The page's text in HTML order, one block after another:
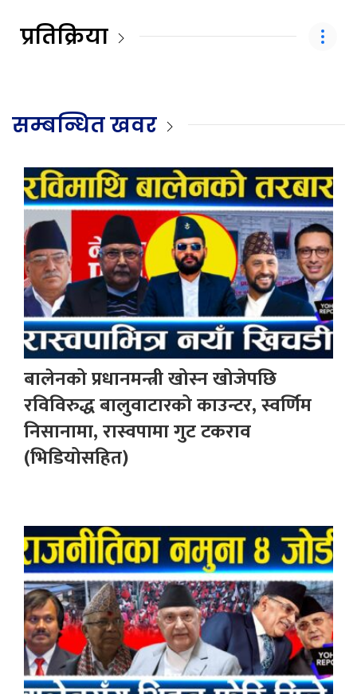
प्रतिक्रिया
सम्बन्धित खवर
बालेनको प्रधानमन्त्री खोस्न खोजेपछि
रविविरुद्ध बालुवाटारको काउन्टर, स्वर्णिम
निसानामा, रास्वपामा गुट टकराव
(भिडियोसहित)